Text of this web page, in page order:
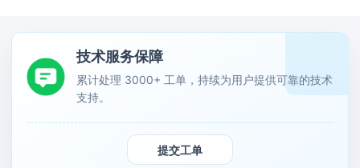
技术服务保障
累计处理 3000+ 工单，持续为用户提供可靠的技术
支持。
提交工单